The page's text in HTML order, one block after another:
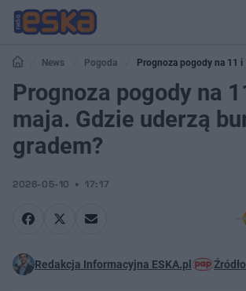
News Pogoda
Prognoza pogody na 11 i
burze z gradem?
Prognoza pogody na
maja. Gdzie uderzą
gradem?
2026-05-10 17:17
Redakcja Informacyjna ESKA.pl